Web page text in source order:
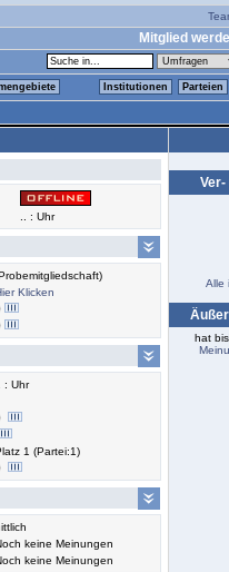
Mitglied
Institutionen Parteien
.. : Uhr
Klicken
.. : Uhr
1 (Partei:1)
keine Meinungen
keine Meinungen
Alle
hat